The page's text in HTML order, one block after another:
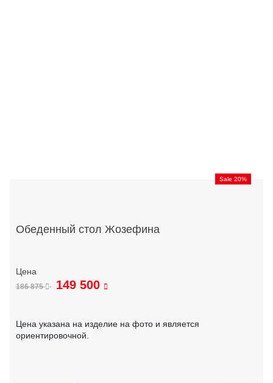
Sale 20%
Обеденный стол Жозефина
186 875 149 500
Цена указана на изделие на фото и является
ориентировочной.